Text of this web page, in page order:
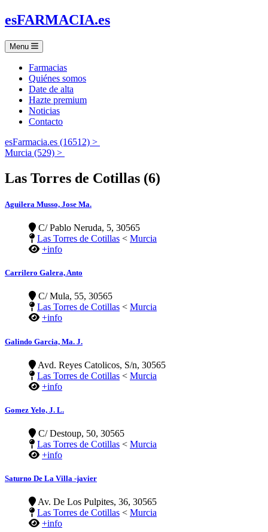
esFARMACIA.es
Menu
Farmacias
Quiénes somos
Date de alta
Hazte premium
Noticias
Contacto
esFarmacia.es (16512) >
Murcia (529) >
Las Torres de Cotillas (6)
Aguilera Musso, Jose Ma.
C/ Pablo Neruda, 5, 30565
Las Torres de Cotillas < Murcia
+info
Carrilero Galera, Anto
C/ Mula, 55, 30565
Las Torres de Cotillas < Murcia
+info
Galindo Garcia, Ma. J.
Avd. Reyes Catolicos, S/n, 30565
Las Torres de Cotillas < Murcia
+info
Gomez Yelo, J. L.
C/ Destoup, 50, 30565
Las Torres de Cotillas < Murcia
+info
Saturno De La Villa -javier
Av. De Los Pulpites, 36, 30565
Las Torres de Cotillas < Murcia
+info